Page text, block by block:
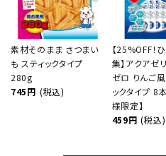
素材そのまま さつまい
も スティックタイプ
280g
745円 (税込)
【25%OFF！
集】アクアゼ
ゼロ りんご
ックタイプ 8
様限定】
459円 (税込)